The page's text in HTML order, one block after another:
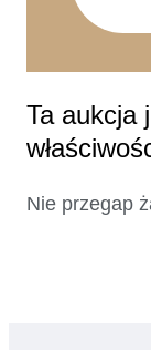
Ta aukcja
Nie przegap